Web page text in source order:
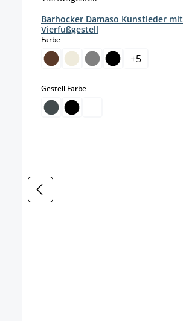
Barhocker Damaso Kunstleder mit
Vierfußgestell
Farbeauswählen
+5
Gestell Farbeauswählen